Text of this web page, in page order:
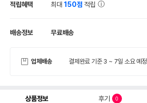
적립혜택 최대150점 적립
배송정보 무료배송
업체배송 결제완료 기준 3 ~ 7일 소요 예정
상품정보 후기 0